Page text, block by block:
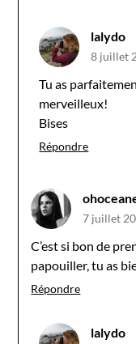
lalydo
8 juillet
Tu as
merveilleux!
Bises
Répondre
7 juillet
C’est si bon de
papouiller, tu as
Répondre
lalydo